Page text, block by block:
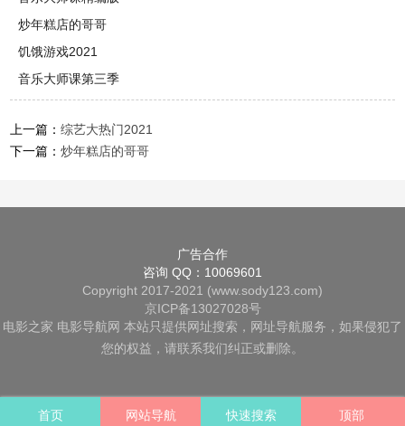
炒年糕店的哥哥
饥饿游戏2021
音乐大师课第三季
上一篇：综艺大热门2021
下一篇：炒年糕店的哥哥
首页 网站导航 快速搜索 顶部
广告合作
咨询 QQ：10069601
Copyright 2017-2021 (www.sody123.com)
京ICP备13027028号
电影之家 电影导航网 本站只提供网址搜索，网址导航服务，如果侵犯了
您的权益，请联系我们纠正或删除。